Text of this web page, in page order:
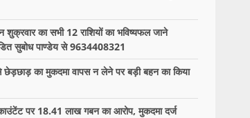
शुक्रवार का सभी 12 राशियों का भविष्यफल जाने
सुबोध पाण्डेय से 9634408321
छेड़छाड़ का मुकदमा वापस न लेने पर बड़ी बहन का किया
पर 18.41 लाख गबन का आरोप, मुकदमा दर्ज